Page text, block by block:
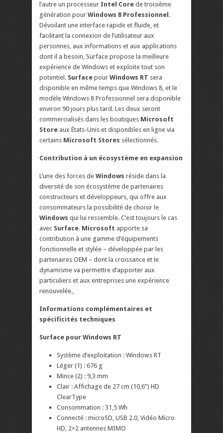
l’autre un processeur Intel Core de troisième
génération pour Windows 8 Professionnel .
Dévoilant une interface rapide et fluide, et
facilitant la connexion de l’utilisateur aux
personnes, aux informations et aux applications
dont il a besoin, Surface propose la meilleure
expérience de Windows et exploite tout son
potentiel. Surface pour Windows RT sera
disponible en même temps que Windows 8, et le
modèle Windows 8 Professionnel sera disponible
environ 90 jours plus tard. Les deux seront
commercialisés dans les boutiques Microsoft
Store aux États-Unis et disponibles en ligne via
certains Microsoft Stores sélectionnés.
Contribution à un écosystème en expansion
L’une des forces de Windows réside dans la
diversité de son écosystème de partenaires
constructeurs et développeurs, qui offre aux
consommateurs la possibilité de choisir le
Windows qui lui ressemble. C’est toujours le cas
avec Surface. Microsoft apporte sa
contribution à une gamme d’équipements
fonctionnelle et stylée – développée par les
partenaires OEM – dont la croissance et le
dynamisme va permettre d’apporter aux
particuliers et aux entreprises une expérience
renouvelée.
Informations complémentaires et
spécificités techniques
Surface pour Windows RT
Système d’exploitation : Windows RT
Léger (1) : 676 g
Mince (2) : 9,3 mm
Clair : Affichage de 27 cm (10,6”) HD
ClearType
Consommation : 31,5 Wh
Connecté : microSD, USB 2.0, Vidéo Micro
HD, 2×2 antennes MIMO